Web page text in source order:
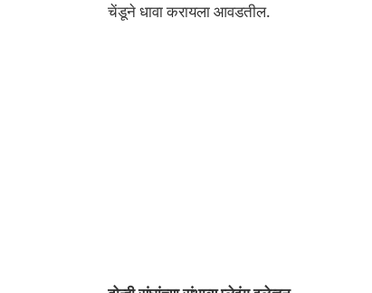
चेंडूने धावा करायला आवडतील.